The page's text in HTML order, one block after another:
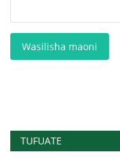
Wasilisha maoni
TUFUATE